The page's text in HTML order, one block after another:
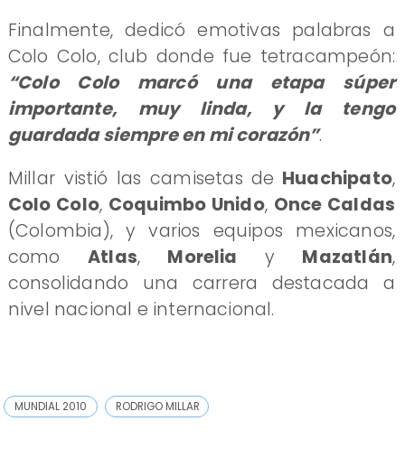
Finalmente, dedicó emotivas palabras a
Colo Colo, club donde fue tetracampeón:
“Colo Colo marcó una etapa súper
importante, muy linda, y la tengo
guardada siempre en mi corazón”.
Millar vistió las camisetas de Huachipato,
Colo Colo, Coquimbo Unido, Once Caldas
(Colombia), y varios equipos mexicanos,
como Atlas, Morelia y Mazatlán,
consolidando una carrera destacada a
nivel nacional e internacional.
MUNDIAL 2010 RODRIGO MILLAR